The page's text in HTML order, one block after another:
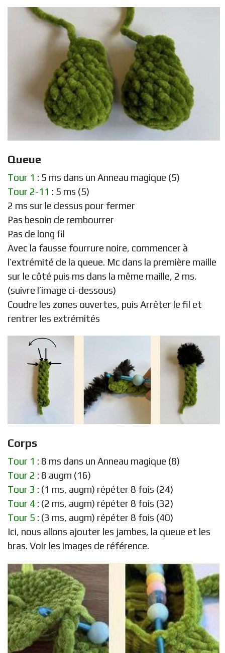
Queue
Tour 1 : 5 ms dans un Anneau magique (5)
Tour 2-11 : 5 ms (5)
2 ms sur le dessus pour fermer
Pas besoin de rembourrer
Pas de long fil
Avec la fausse fourrure noire, commencer à
l’extrémité de la queue. Mc dans la première maille
sur le côté puis ms dans la même maille, 2 ms.
(suivre l’image ci-dessous)
Coudre les zones ouvertes, puis Arrêter le fil et
rentrer les extrémités
Corps
Tour 1 : 8 ms dans un Anneau magique (8)
Tour 2 : 8 augm (16)
Tour 3 : (1 ms, augm) répéter 8 fois (24)
Tour 4 : (2 ms, augm) répéter 8 fois (32)
Tour 5 : (3 ms, augm) répéter 8 fois (40)
Ici, nous allons ajouter les jambes, la queue et les
bras. Voir les images de référence.